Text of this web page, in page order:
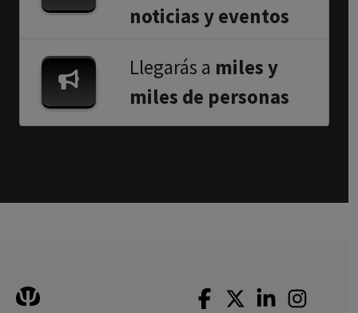
noticias y eventos
Llegarás a miles y
miles de personas